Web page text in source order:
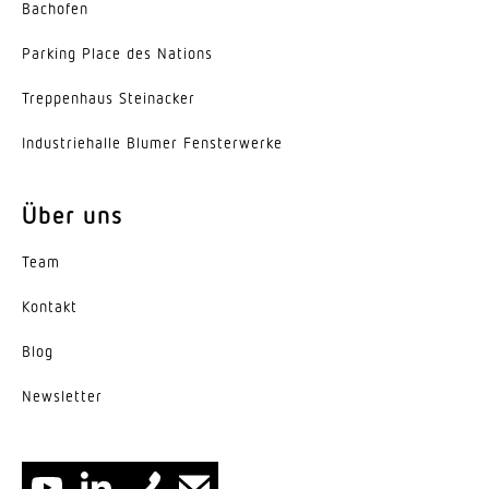
180 °
Nein
Elektronische Skalierbarkeit
Ja
Mechanische Skalierbarkeit
Reichweite Radial
Bachofen
Parking Place des Nations
Trep­penhaus Steinacker
Indus­trie­halle Blumer Fensterwerke
Über uns
Team
Kontakt
Blog
News­letter